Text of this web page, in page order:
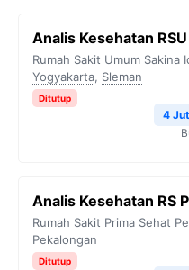
Analis Kesehatan
Rumah Sakit Umum Sakina
Yogyakarta, Sleman
Ditutup
4
Analis Kesehatan RS
Rumah Sakit Prima Sehat
Pekalongan
Ditutup